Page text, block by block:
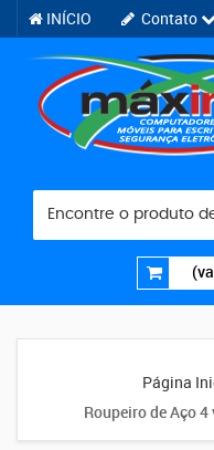
INÍCIO Contato
Página
Roupeiro de Aço